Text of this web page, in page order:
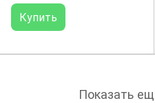
Купить
Показать